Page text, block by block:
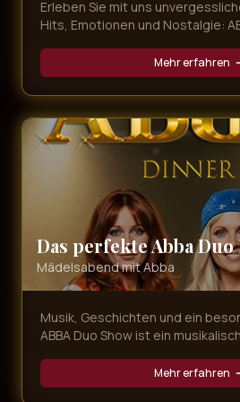
Erleben Sie mit uns
Hits, Emotionen und Nostalgie:
energiegeladen und immer nah
Mehr erfahren
Das perfekte Abba
Mädelsabend mit Abba
Musik, Geschichten und ein
ABBA Duo Show ist ein
Songs, persönliche Geschichten
Momente aufeinandertreffen.
Mehr erfahren